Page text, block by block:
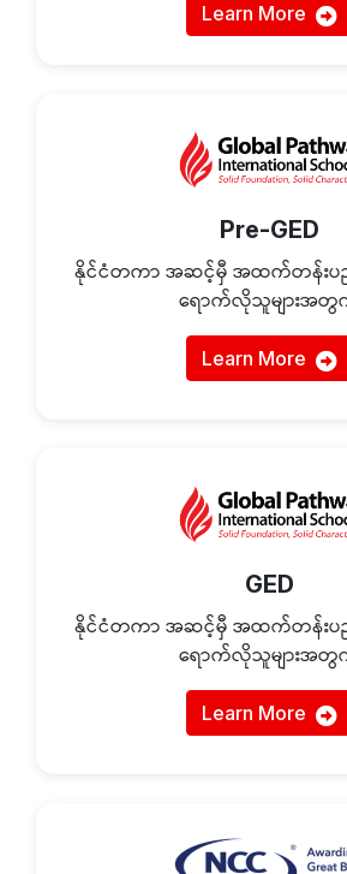
Learn More
Pre-GED
နိုင်ငံတကာ အဆင့်မှီ အထက်တန်းပ
ရောက်လိုသူများအ
Learn More
GED
နိုင်ငံတကာ အဆင့်မှီ အထက်တန်းပ
ရောက်လိုသူများအ
Learn More